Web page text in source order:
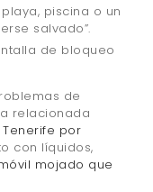
piscina o un
salvado”.
de bloqueo
de
relacionada
por
con líquidos,
mojado que